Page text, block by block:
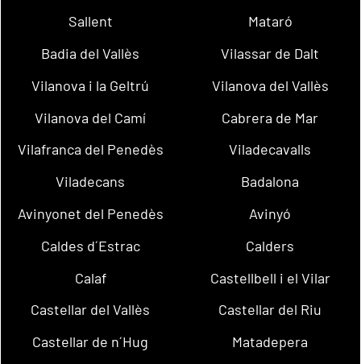
Sallent
Mataró
Badia del Vallès
Vilassar de Dalt
Vilanova i la Geltrú
Vilanova del Vallès
Vilanova del Camí
Cabrera de Mar
Vilafranca del Penedès
Viladecavalls
Viladecans
Badalona
Avinyonet del Penedès
Avinyó
Caldes d´Estrac
Calders
Calaf
Castellbell i el Vilar
Castellar del Vallès
Castellar del Riu
Castellar de n´Hug
Matadepera